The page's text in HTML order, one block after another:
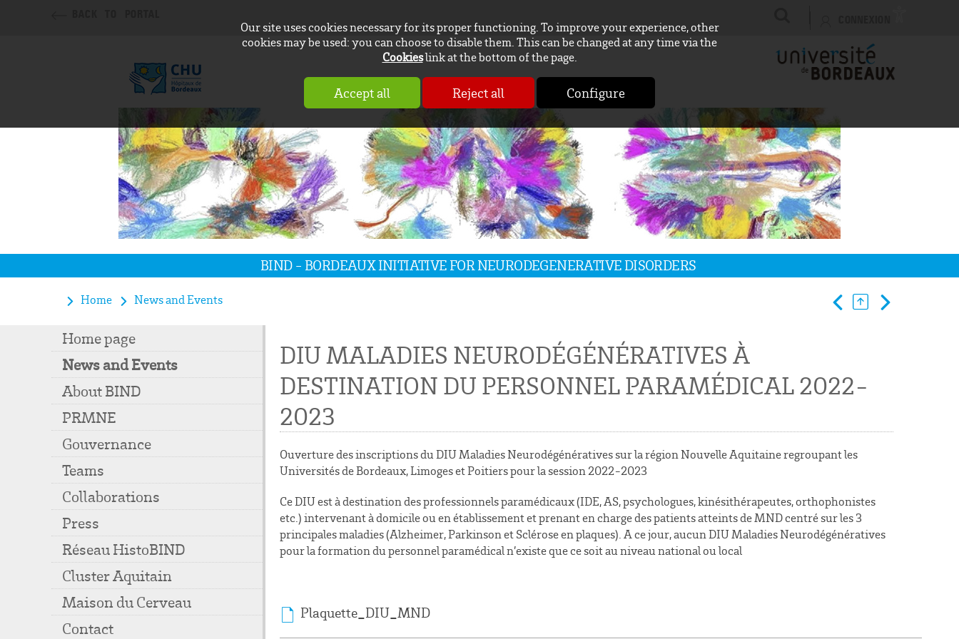
Our site uses cookies necessary for its proper functioning. To improve your experience, other
cookies may be used: you can choose to disable them. This can be changed at any time via the
Cookieslink at the bottom of the page.
Accept all Reject all Configure
BIND - BORDEAUX INITIATIVE FOR NEURODEGENERATIVE DISORDERS
Home News and Events
Home page
News and Events
About BIND
PRMNE
Gouvernance
Teams
Collaborations
Press
Réseau HistoBIND
Cluster Aquitain
Maison du Cerveau
Contact
DIU MALADIES NEURODÉGÉNÉRATIVES À
DESTINATION DU PERSONNEL PARAMÉDICAL 2022-
2023
Ouverture des inscriptions du DIU Maladies Neurodégénératives sur la région Nouvelle Aquitaine regroupant les
Universités de Bordeaux, Limoges et Poitiers pour la session 2022-2023
Ce DIU est à destination des professionnels paramédicaux (IDE, AS, psychologues, kinésithérapeutes, orthophonistes
etc.) intervenant à domicile ou en établissement et prenant en charge des patients atteints de MND centré sur les 3
principales maladies (Alzheimer, Parkinson et Sclérose en plaques). A ce jour, aucun DIU Maladies Neurodégénératives
pour la formation du personnel paramédical n’existe que ce soit au niveau national ou local
Plaquette_DIU_MND